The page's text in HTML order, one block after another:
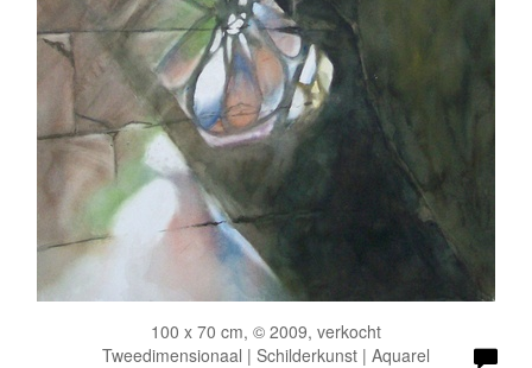
100 x 70 cm, © 2009, verkocht
Tweedimensionaal | Schilderkunst | Aquarel